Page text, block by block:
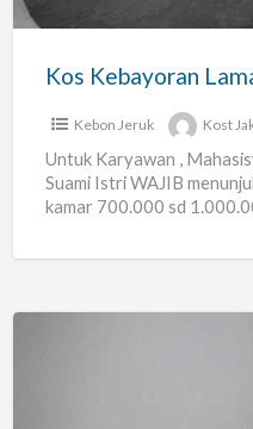
Kos Kebayoran
Kebon Jeruk Kost
Untuk Karyawan ,
Suami Istri WAJIB
kamar 700.000 sd